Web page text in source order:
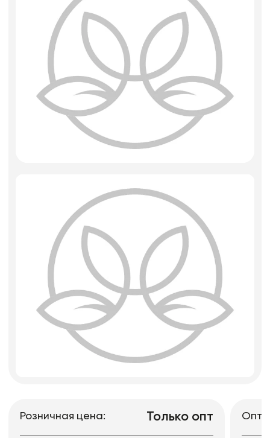
Искусственные цветы и растения
Декоративные вазы, кашпо
Игрушки мягкие
Изделия из металла
Розничная цена: Только опт